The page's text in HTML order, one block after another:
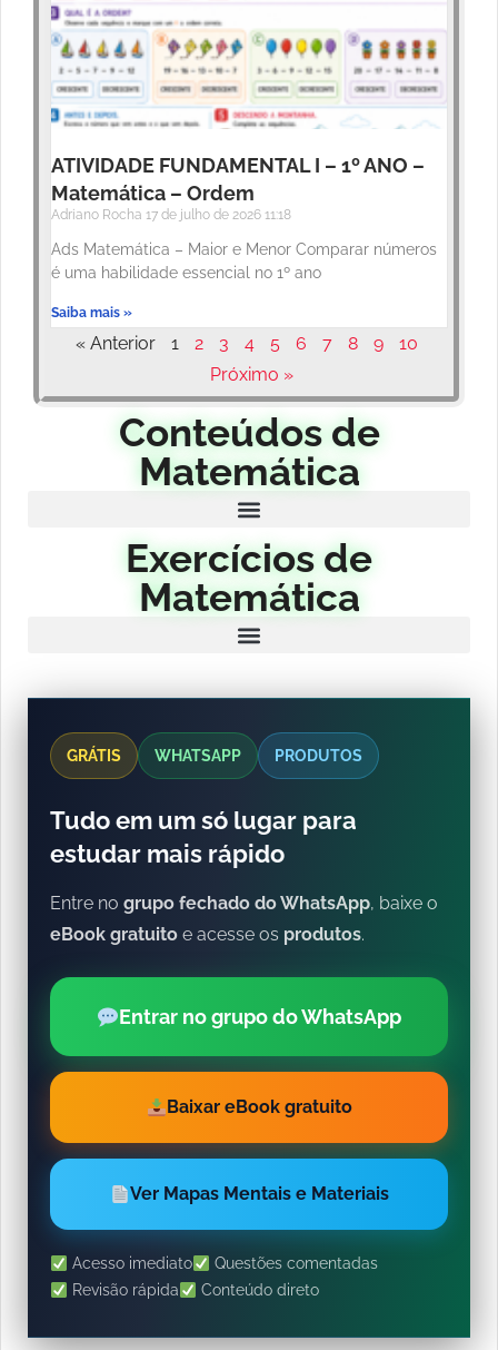
ATIVIDADE FUNDAMENTAL I – 1º ANO –
Matemática – Ordem
Adriano Rocha 17 de julho de 2026 11:18
Ads Matemática – Maior e Menor Comparar números
é uma habilidade essencial no 1º ano
Saiba mais »
« Anterior 1 2 3 4 5 6 7 8 9
10
Próximo »
Conteúdos de
Matemática
Exercícios de
Matemática
GRÁTIS WHATSAPP PRODUTOS
Tudo em um só lugar para
estudar mais rápido
Entre no grupo fechado do WhatsApp, baixe o
eBook gratuito e acesse os produtos.
Entrar no grupo do WhatsApp
Baixar eBook gratuito
Ver Mapas Mentais e Materiais
Acesso imediato
Questões comentadas
Revisão rápida
Conteúdo direto